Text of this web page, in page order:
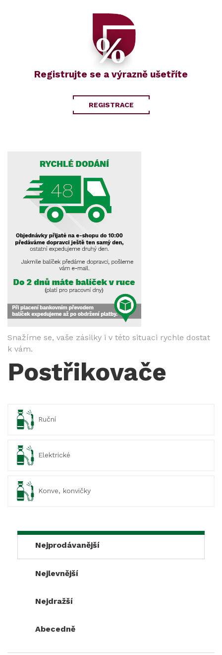
Registrujte se a výrazně ušetříte
REGISTRACE
Snažíme se, vaše zásilky i v této situaci rychle dostat
k vám.
Postřikovače
Ruční
Elektrické
Konve, konvičky
Nejprodávanější
Nejlevnější
Nejdražší
Abecedně